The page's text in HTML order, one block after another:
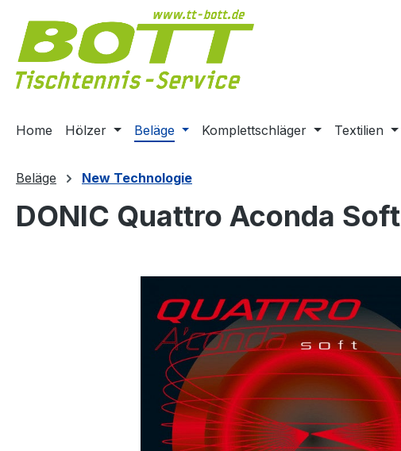
Hauptinhalt springen
Zur Suche springen
Zur Hauptnavigation springen
Home Hölzer Beläge Komplettschläger Textilien
Beläge New Technologie
DONIC Quattro Aconda Soft